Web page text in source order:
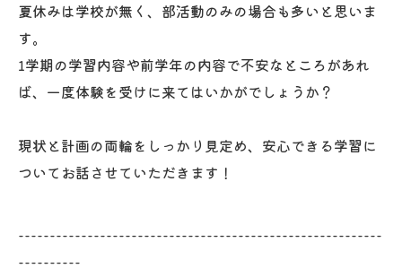
夏休みは学校が無く、部活動のみの場合も多いと思いま
す。
1学期の学習内容や前学年の内容で不安なところがあれ
ば、一度体験を受けに来てはいかがでしょうか？
現状と計画の両輪をしっかり見定め、安心できる学習に
ついてお話させていただきます！
----------------------------------------------------------
----------